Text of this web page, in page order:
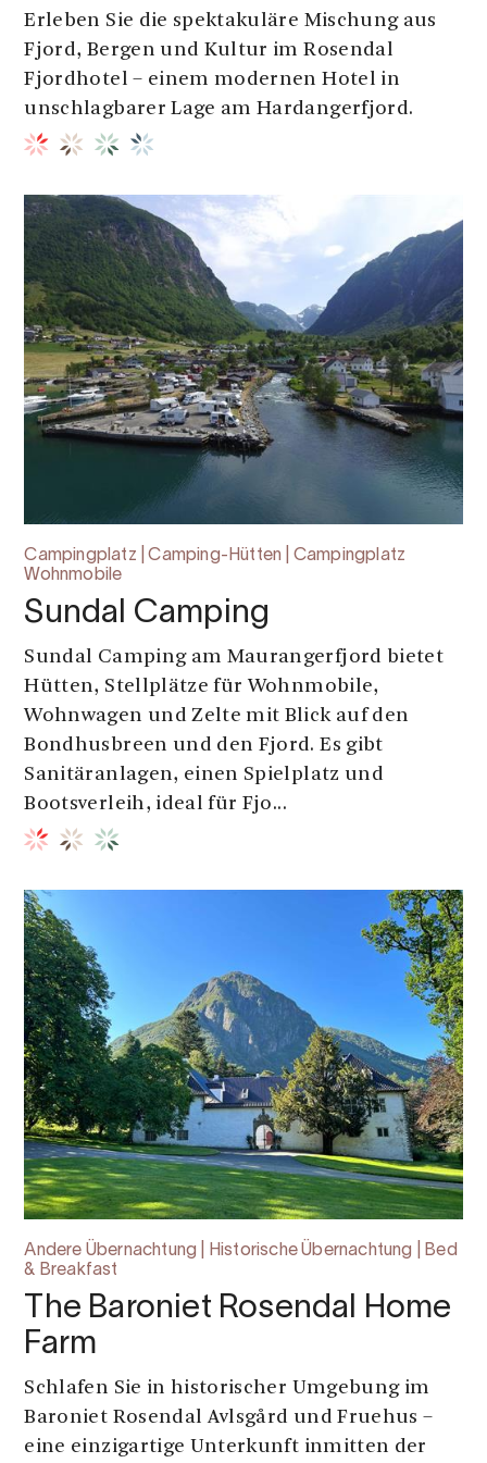
Erleben Sie die spektakuläre Mischung aus
Fjord, Bergen und Kultur im Rosendal
Fjordhotel – einem modernen Hotel in
unschlagbarer Lage am Hardangerfjord.
Campingplatz | Camping-Hütten | Campingplatz
Wohnmobile
Sundal Camping
Sundal Camping am Maurangerfjord bietet
Hütten, Stellplätze für Wohnmobile,
Wohnwagen und Zelte mit Blick auf den
Bondhusbreen und den Fjord. Es gibt
Sanitäranlagen, einen Spielplatz und
Bootsverleih, ideal für Fjo...
Andere Übernachtung | Historische Übernachtung | Bed
& Breakfast
The Baroniet Rosendal Home
Farm
Schlafen Sie in historischer Umgebung im
Baroniet Rosendal Avlsgård und Fruehus –
eine einzigartige Unterkunft inmitten der